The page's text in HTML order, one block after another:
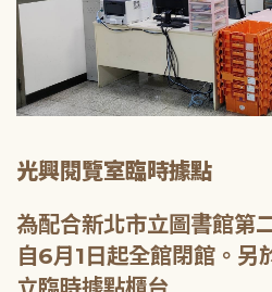
光興閱覽室臨時據點
為配合新北市立圖書館第
自6月1日起全館閉館。另